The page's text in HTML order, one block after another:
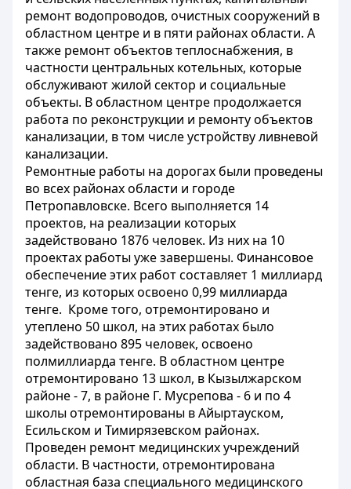
ремонт водопроводов, очистных сооружений в
областном центре и в пяти районах области. А
также ремонт объектов теплоснабжения, в
частности центральных котельных, которые
обслуживают жилой сектор и социальные
объекты. В областном центре продолжается
работа по реконструкции и ремонту объектов
канализации, в том числе устройству ливневой
канализации.
Ремонтные работы на дорогах были проведены
во всех районах области и городе
Петропавловске. Всего выполняется 14
проектов, на реализации которых
задействовано 1876 человек. Из них на 10
проектах работы уже завершены. Финансовое
обеспечение этих работ составляет 1 миллиард
тенге, из которых освоено 0,99 миллиарда
тенге. Кроме того, отремонтировано и
утеплено 50 школ, на этих работах было
задействовано 895 человек, освоено
полмиллиарда тенге. В областном центре
отремонтировано 13 школ, в Кызылжарском
районе - 7, в районе Г. Мусрепова - 6 и по 4
школы отремонтированы в Айыртауском,
Есильском и Тимирязевском районах.
Проведен ремонт медицинских учреждений
области. В частности, отремонтирована
областная база специального медицинского